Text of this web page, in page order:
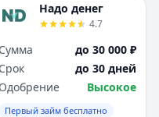
Надо денег
4.7
Сумма
до 30 000 ₽
Срок
до 30 дней
Одобрение
Высокое
Первый займ бесплатно